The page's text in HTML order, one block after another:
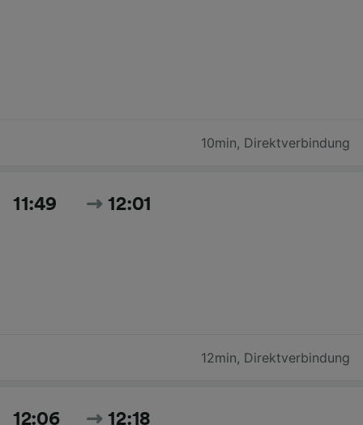
10min, Direktverbindung
11:49 12:01
12min, Direktverbindung
12:06 12:18